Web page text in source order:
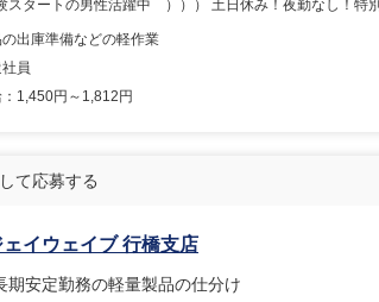
スタートの男性活躍中 ））） 土日休み！夜勤なし！特
出庫準備などの軽作業
員
1,450円～1,812円
て応募する
イウェイブ 行橋支店
期安定勤務の軽量製品の仕分け